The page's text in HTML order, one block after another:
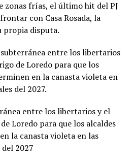
zonas frías, el último hit del PJ
con Casa Rosada, la
propia disputa.
entre los libertarios
de Loredo para que los
en la canasta violeta en
del 2027.
entre los libertarios y el
Loredo para que los alcaldes
la canasta violeta en las
2027